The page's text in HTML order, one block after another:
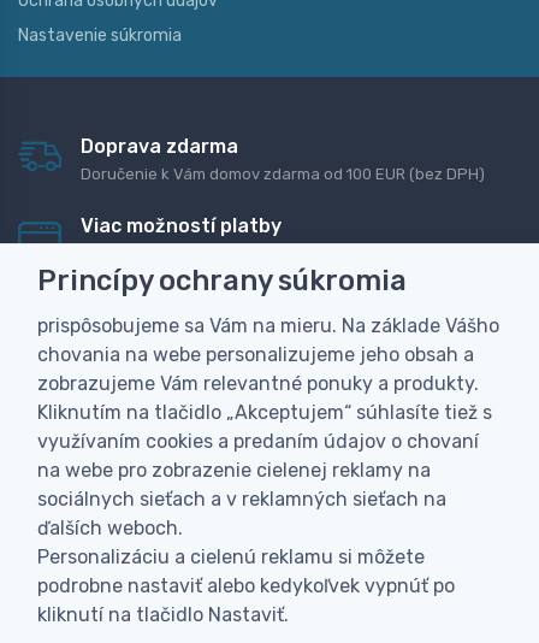
Nastavenie súkromia
Doprava zdarma
Doručenie k Vám domov zdarma od 100 EUR (bez DPH)
Viac možností platby
dobierku
Personalizácia
Vyrobíme Vám vlastný originálny darček
Skúsenosť
Široký sortiment, z ktorého Vám pomôžeme vybrať
Princípy ochrany súkromia
prispôsobujeme sa Vám na mieru. Na základe Vášho
chovania na webe personalizujeme jeho obsah a
zobrazujeme Vám relevantné ponuky a produkty.
Kliknutím na tlačidlo „Akceptujem“ súhlasíte tiež s
využívaním cookies a predaním údajov o chovaní
na webe pro zobrazenie cielenej reklamy na
sociálnych sieťach a v reklamných sieťach na
ďalších weboch.
Personalizáciu a cielenú reklamu si môžete
podrobne nastaviť alebo kedykoľvek vypnúť po
kliknutí na tlačidlo Nastaviť.